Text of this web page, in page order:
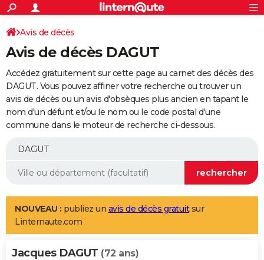
ACTUALITÉS
Politique
Société
Faits Divers
Education
Monde
Villes
+
SPORT
Coupe du monde 2026
Football
Tennis
Cyclisme
Rugby
Forum
Programme TV
TNT
Streaming
Cinéma
Sorties cinéma
Musique
+
FINANCE
Retraite
Epargne
Immobilier
Risques naturels par ville
Banque
Assurance
AUTO
Essais
Réserver un essai
Citadines
Berlines
SUV
Forum auto
+
Mobiles
Meilleur smartphone
Internet
Ordinateurs
Jeux vidéo
Guide high-tech
Aménagement intérieur
LIFESTYLE
Art de vivre
Bien-être
Loisirs
Mode
Modes de vie
Alimentation
Guide de la santé
Maladies
Médicaments
Sommeil
VOYAGE
Avis de décès
Avis de décès DAGUT
Accédez gratuitement sur cette page au carnet des décès des
DAGUT. Vous pouvez affiner votre recherche ou trouver un
avis de décès ou un avis d'obsèques plus ancien en tapant le
nom d'un défunt et/ou le nom ou le code postal d'une
commune dans le moteur de recherche ci-dessous.
NOUVEAU : publiez un avis de décès gratuitsur
Linternaute.com
Jacques DAGUT (72 ans)